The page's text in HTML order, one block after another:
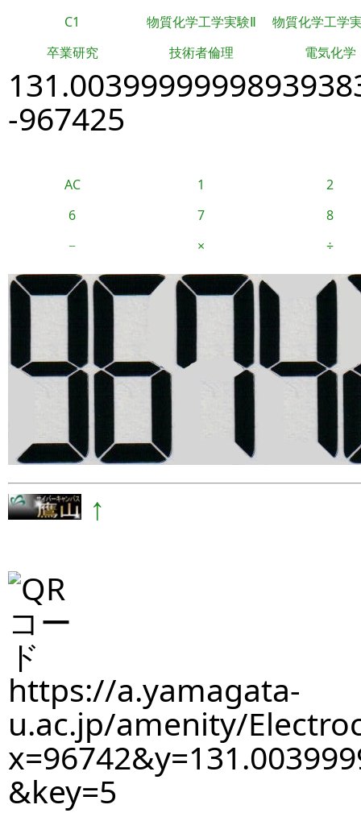
C1 物質化学工学実験Ⅱ
物質化学工学
卒業研究
技術者倫理 電気化学
-967425
AC 1
2
6
7
8
−
× ÷
↑
https://a.yamagata-
u.ac.jp/amenity/
&key=5